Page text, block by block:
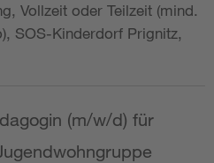
Vollzeit oder Teilzeit (mind.
SOS-Kinderdorf Prignitz,
(m/w/d) für